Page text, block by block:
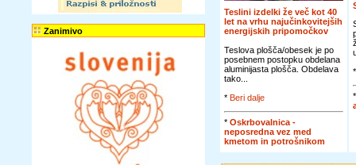
Zanimivo
Teslini izdelki že več kot 40
let na vrhu najučinkovitejših
energijskih pripomočkov
Teslova plošča/obesek je po
posebnem postopku obdelana
aluminijasta plošča. Obdelava
tako...
* Beri dalje
* Oskrbovalnica -
neposredna vez med
kmetom in potrošnikom